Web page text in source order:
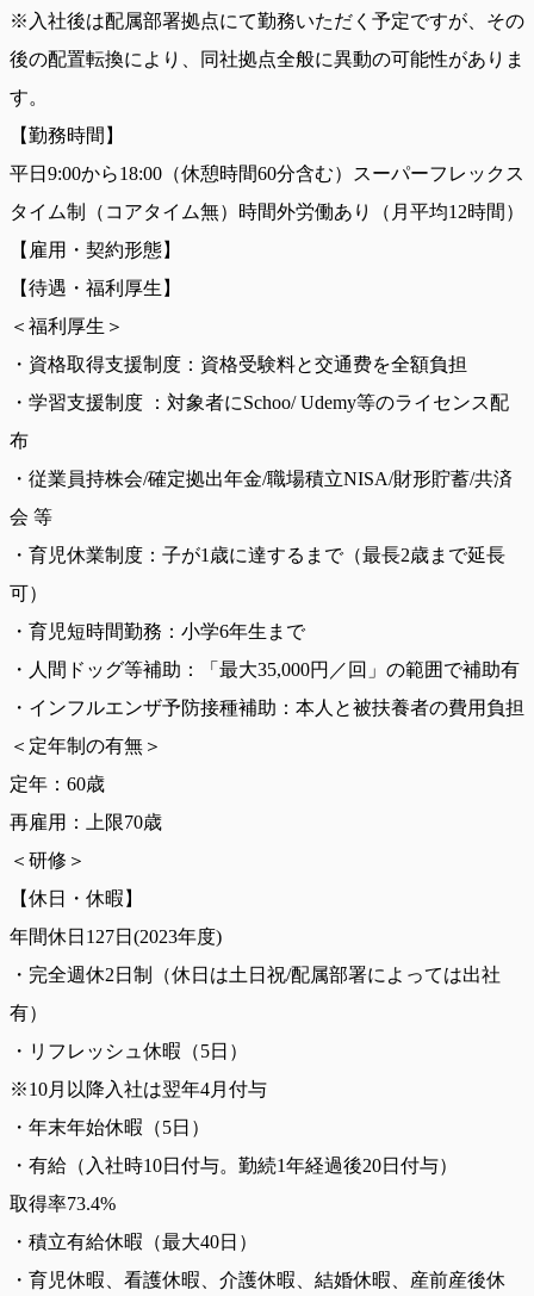
※入社後は配属部署拠点にて勤務いただく予定ですが、その
後の配置転換により、同社拠点全般に異動の可能性がありま
す。
【勤務時間】
平日9:00から18:00（休憩時間60分含む）スーパーフレックス
タイム制（コアタイム無）時間外労働あり（月平均12時間）
【雇用・契約形態】
【待遇・福利厚生】
＜福利厚生＞
・資格取得支援制度：資格受験料と交通费を全額負担
・学習支援制度 ：対象者にSchoo/ Udemy等のライセンス配
布
・従業員持株会/確定拠出年金/職場積立NISA/財形貯蓄/共済
会 等
・育児休業制度：子が1歳に達するまで（最長2歳まで延長
可）
・育児短時間勤務：小学6年生まで
・人間ドッグ等補助：「最大35,000円／回」の範囲で補助有
・インフルエンザ予防接種補助：本人と被扶養者の費用負担
＜定年制の有無＞
定年：60歳
再雇用：上限70歳
＜研修＞
【休日・休暇】
年間休日127日(2023年度)
・完全週休2日制（休日は土日祝/配属部署によっては出社
有）
・リフレッシュ休暇（5日）
※10月以降入社は翌年4月付与
・年末年始休暇（5日）
・有給（入社時10日付与。勤続1年経過後20日付与）
取得率73.4%
・積立有給休暇（最大40日）
・育児休暇、看護休暇、介護休暇、結婚休暇、産前産後休